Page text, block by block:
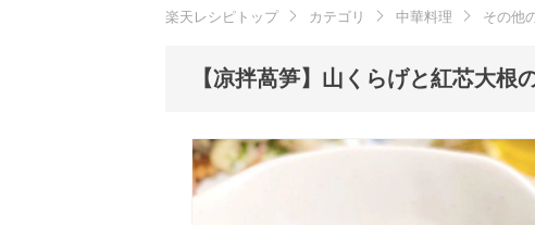
楽天レシピトップ カテゴリ 中華料理 その他
【凉拌萵笋】山くらげと紅芯大根